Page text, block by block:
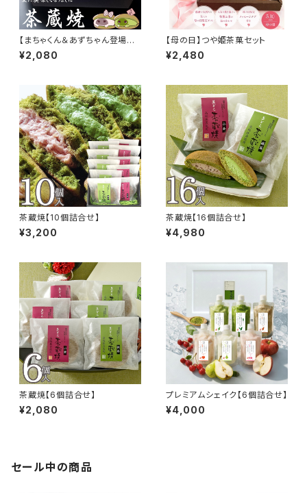
【まちゃくん＆あずちゃん登場記
念】茶蔵焼 6個詰合せ
¥2,080
【母の日】つや姫茶菓セット
¥2,480
茶蔵焼【10個詰合せ】
¥3,200
茶蔵焼【16個詰合せ】
¥4,980
茶蔵焼【6個詰合せ】
¥2,080
プレミアムシェイク【6個詰合せ】
¥4,000
セール中の商品